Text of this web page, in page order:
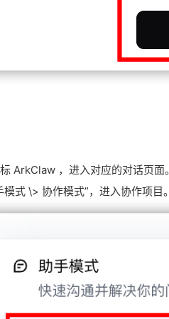
ArkClaw ，进入对应的对话页面
模式 \> 协作模式”，进入协作项目